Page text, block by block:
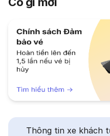
Thông tin xe khách